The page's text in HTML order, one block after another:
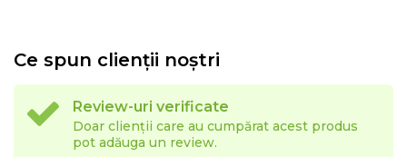
Ce spun clienții noștri
Review-uri verificate
Doar clienții care au cumpărat acest produs
pot adăuga un review.